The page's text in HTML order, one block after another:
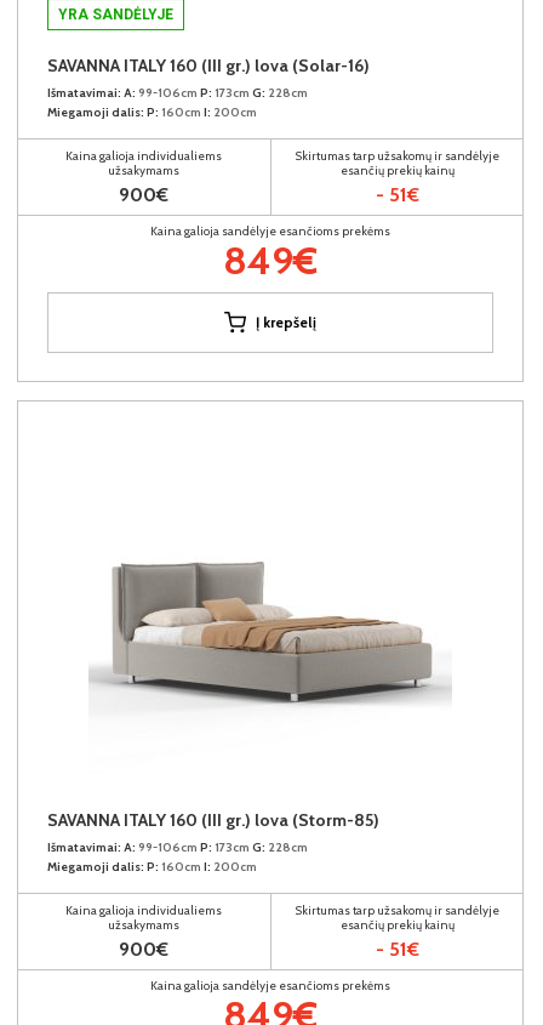
YRA SANDĖLYJE
SAVANNA ITALY 160 (III gr.) lova (Solar-16)
Išmatavimai: A: 99-106cm P: 173cm G: 228cm
Miegamoji dalis: P: 160cm I: 200cm
Kaina galioja individualiems
užsakymams
900€
Skirtumas tarp užsakomų ir sandėlyje
esančių prekių kainų
- 51€
Kaina galioja sandėlyje esančioms prekėms
849€
Į krepšelį
SAVANNA ITALY 160 (III gr.) lova (Storm-85)
Išmatavimai: A: 99-106cm P: 173cm G: 228cm
Miegamoji dalis: P: 160cm I: 200cm
Kaina galioja individualiems
užsakymams
900€
Skirtumas tarp užsakomų ir sandėlyje
esančių prekių kainų
- 51€
Kaina galioja sandėlyje esančioms prekėms
849€